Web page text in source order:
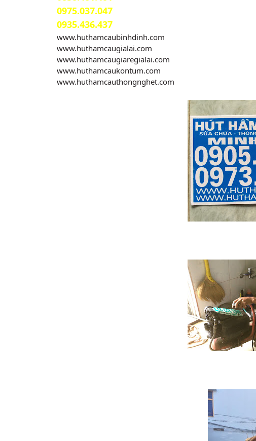
0975.037.047
0935.436.437
www.huthamcaubinhdinh.com
www.huthamcaugialai.com
www.huthamcaugiaregialai.com
www.huthamcaukontum.com
www.huthamcauthongnghet.com